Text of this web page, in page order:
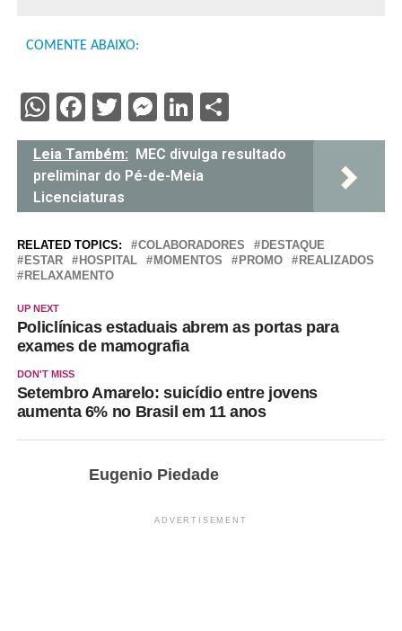
COMENTE ABAIXO:
WhatsApp
Facebook
TwitterMessenger
LinkedIn
Leia Também:
MEC divulga resultado
preliminar do Pé-de-Meia
Licenciaturas
RELATED TOPICS: COLABORADORES
DESTAQUE
ESTAR
HOSPITAL MOMENTOS PROMO
REALIZADOS
RELAXAMENTO
UP NEXT
Policlínicas estaduais abrem as portas para
exames de mamografia
DON'T MISS
Setembro Amarelo: suicídio entre jovens
aumenta 6% no Brasil em 11 anos
Eugenio Piedade
ADVERTISEMENT